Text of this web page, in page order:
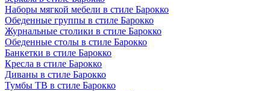
Наборы мягкой мебели в стиле Барокко
Обеденные группы в стиле Барокко
Журнальные столики в стиле Барокко
Обеденные столы в стиле Барокко
Банкетки в стиле Барокко
Кресла в стиле Барокко
Диваны в стиле Барокко
Тумбы ТВ в стиле Барокко